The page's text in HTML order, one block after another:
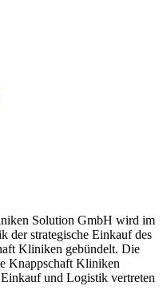
Solution GmbH wird im
der strategische Einkauf des
Kliniken gebündelt. Die
Knappschaft Kliniken
und Logistik vertreten